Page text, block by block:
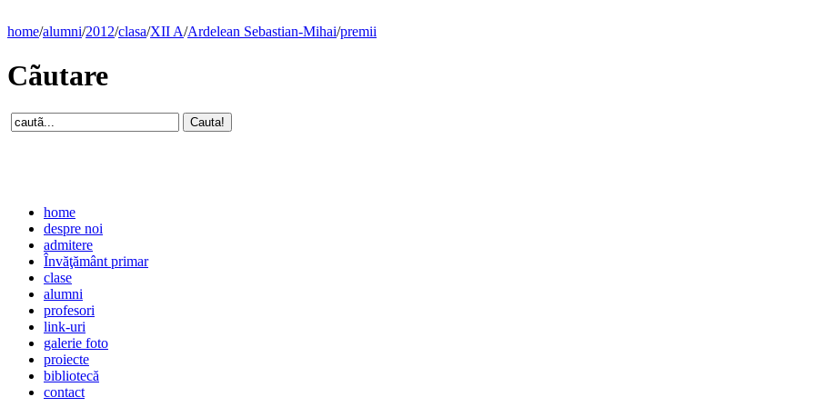
home/alumni/2012/clasa/XII A/Ardelean Sebastian-Mihai/premii
Cãutare
home
despre noi
admitere
Învăţământ primar
clase
alumni
profesori
link-uri
galerie foto
proiecte
bibliotecă
contact